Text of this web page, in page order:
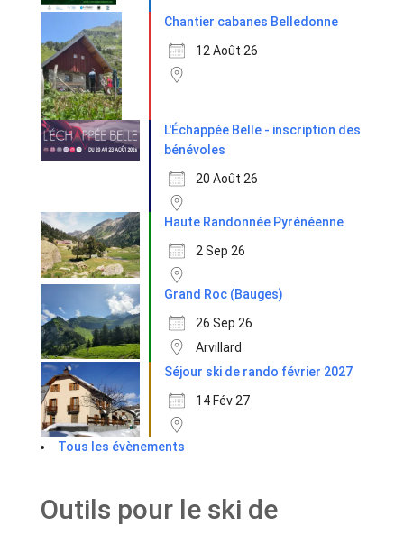
Chantier cabanes Belledonne
12 Août 26
L'Échappée Belle - inscription des
bénévoles
20 Août 26
Haute Randonnée Pyrénéenne
2 Sep 26
Grand Roc (Bauges)
26 Sep 26
Arvillard
Séjour ski de rando février 2027
14 Fév 27
Tous les évènements
Outils pour le ski de